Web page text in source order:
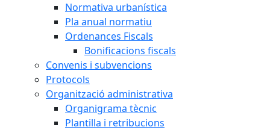
Normativa urbanística
Pla anual normatiu
Ordenances Fiscals
Bonificacions fiscals
Convenis i subvencions
Protocols
Organització administrativa
Organigrama tècnic
Plantilla i retribucions